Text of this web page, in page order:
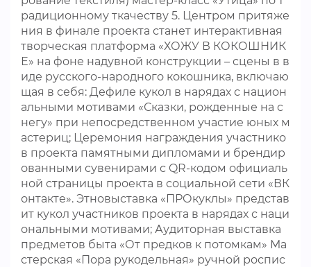
радиционному ткачеству 5. Центром притяже
ния в финале проекта станет интерактивная
творческая платформа «ХОЖУ В КОКОШНИК
Е» на фоне надувной конструкции – сцены в в
иде русского-народного кокошника, включаю
щая в себя: Дефиле кукол в нарядах с национ
альными мотивами «Сказки, рожденные на с
негу» при непосредственном участие юных м
астериц; Церемония награждения участнико
в проекта памятными дипломами и брендир
ованными сувенирами с QR-кодом официаль
ной страницы проекта в социальной сети «ВК
онтакте». Этновыставка «ПРОкуклы» представ
ит кукол участников проекта в нарядах с наци
ональными мотивами; Аудиторная выставка
предметов быта «От предков к потомкам» Ма
стерская «Пора рукодельная» ручной роспис